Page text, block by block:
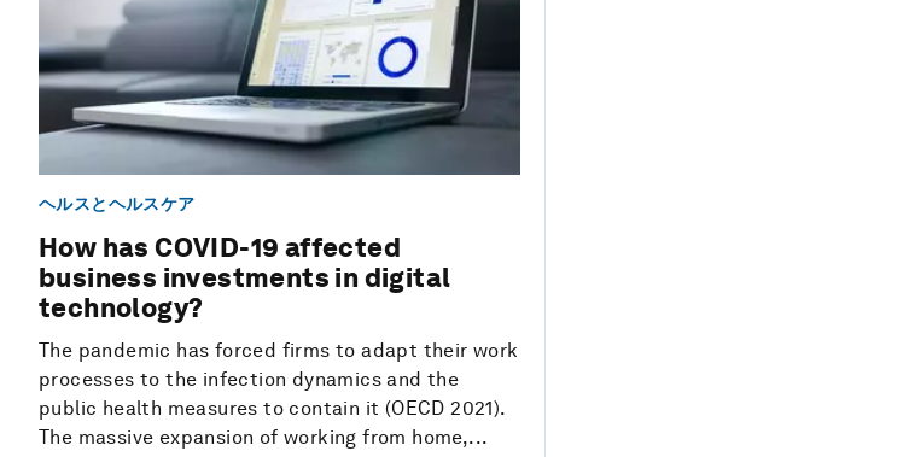
ヘルスとヘルスケア
How has COVID-19 affected
business investments in digital
technology?
The pandemic has forced firms to adapt their work
processes to the infection dynamics and the
public health measures to contain it (OECD 2021).
The massive expansion of working from home,...